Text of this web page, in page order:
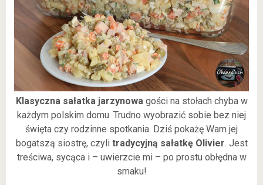
Klasyczna sałatka jarzynowagości na stołach chyba w
każdym polskim domu. Trudno wyobrazić sobie bez niej
święta czy rodzinne spotkania. Dziś pokażę Wam jej
bogatszą siostrę, czyli tradycyjną sałatkę Olivier. Jest
treściwa, sycąca i – uwierzcie mi – po prostu obłędna w
smaku!